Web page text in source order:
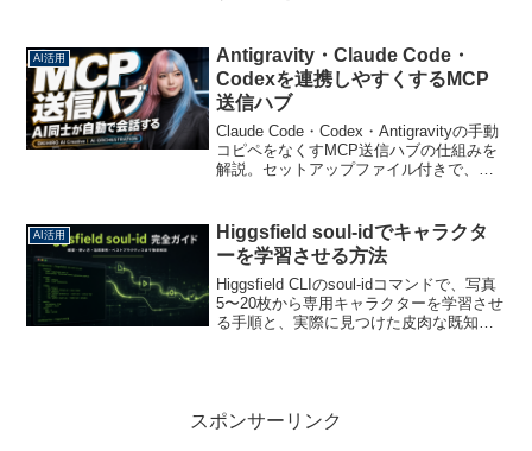
AI活用
Antigravity・Claude Code・
Codexを連携しやすくするMCP
送信ハブ
Claude Code・Codex・Antigravityの手動
コピペをなくすMCP送信ハブの仕組みを
解説。セットアップファイル付きで、ゼ
AI活用
Higgsfield soul-idでキャラクタ
ーを学習させる方法
Higgsfield CLIのsoul-idコマンドで、写真
5〜20枚から専用キャラクターを学習させ
る手順と、実際に見つけた皮肉な既知バ
スポンサーリンク